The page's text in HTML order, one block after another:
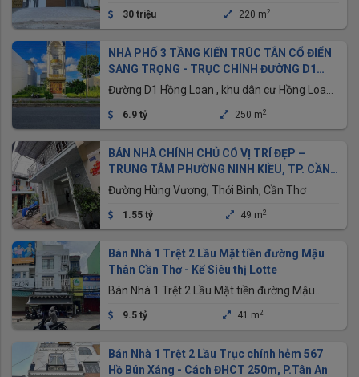
30 triệu 220 m2
NHÀ PHỐ 3 TẦNG KIẾN TRÚC TÂN CỔ ĐIỂN
SANG TRỌNG - TRỤC CHÍNH ĐƯỜNG D1
KDC HỒNG LOAN
Đường D1 Hồng Loan , khu dân cư Hồng Loan,
6.9 tỷ 250 m2
BÁN NHÀ CHÍNH CHỦ CÓ VỊ TRÍ ĐẸP –
TRUNG TÂM PHƯỜNG NINH KIỀU, TP. CẦN
THƠ
Đường Hùng Vương, Thới Bình, Cần Thơ
1.55 tỷ 49 m2
Bán Nhà 1 Trệt 2 Lầu Mặt tiền đường Mậu
Thân Cần Thơ - Kế Siêu thị Lotte
Bán Nhà 1 Trệt 2 Lầu Mặt tiền đường Mậu
9.5 tỷ 41 m2
Bán Nhà 1 Trệt 2 Lầu Trục chính hẻm 567
Hồ Bún Xáng - Cách ĐHCT 250m, P.Tân An